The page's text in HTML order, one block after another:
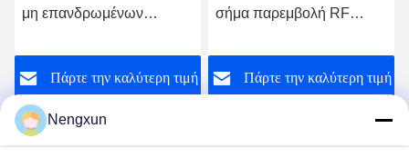
μη επανδρωμένων
720MHz-840MHz FPV C-
UAS Drone Wifi Bluetooth
Πάρτε την καλύτερη τιμή
σήμα παρεμβολή RF
Drone 20W 5725-
5850MHz
Πάρτε την καλύτερη τιμή
Nengxun